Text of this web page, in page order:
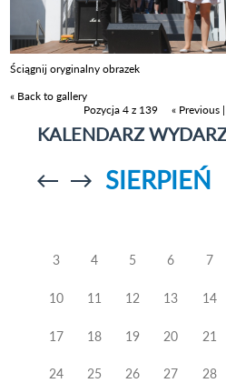
Ściągnij oryginalny obrazek
« Back to gallery
Pozycja 4 z 139
« Previous |
KALENDARZ
Przejdź doPrzejdź do
SIERPIEŃ
3 4 5 6 7
10 11 12 13 14
17 18 19 20 21
24 25 26 27 28